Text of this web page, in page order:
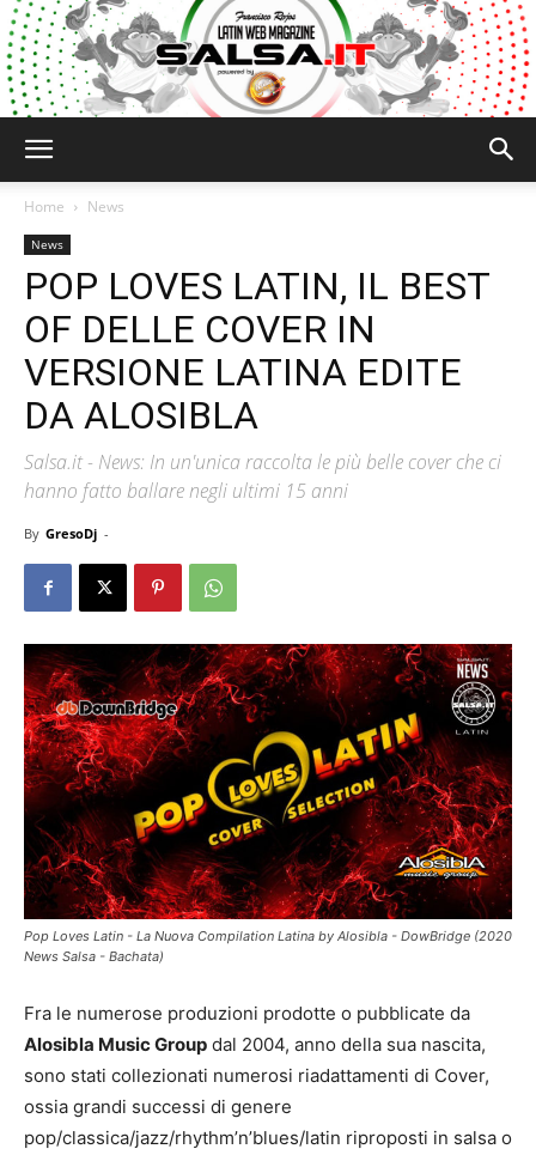
Home News
News
POP LOVES LATIN, IL BEST
OF DELLE COVER IN
VERSIONE LATINA EDITE
DA ALOSIBLA
Salsa.it - News: In un'unica raccolta le più belle cover che ci
hanno fatto ballare negli ultimi 15 anni
By GresoDj -
Pop Loves Latin - La Nuova Compilation Latina by Alosibla - DowBridge (2020
News Salsa - Bachata)
Fra le numerose produzioni prodotte o pubblicate da
Alosibla Music Group dal 2004, anno della sua nascita,
sono stati collezionati numerosi riadattamenti di Cover,
ossia grandi successi di genere
pop/classica/jazz/rhythm’n’blues/latin riproposti in salsa o